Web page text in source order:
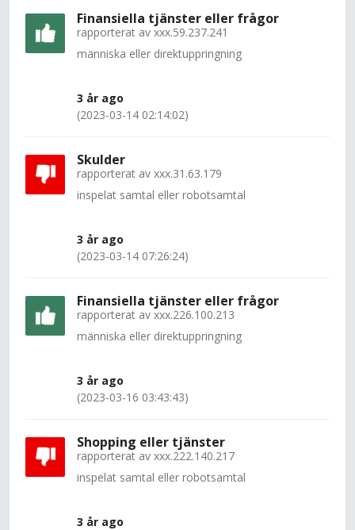
Finansiella tjänster eller frågor
rapporterat av xxx.59.237.241
människa eller direktuppringning
3 år ago
(2023-03-14 02:14:02)
Skulder
rapporterat av xxx.31.63.179
inspelat samtal eller robotsamtal
3 år ago
(2023-03-14 07:26:24)
Finansiella tjänster eller frågor
rapporterat av xxx.226.100.213
människa eller direktuppringning
3 år ago
(2023-03-16 03:43:43)
Shopping eller tjänster
rapporterat av xxx.222.140.217
inspelat samtal eller robotsamtal
3 år ago